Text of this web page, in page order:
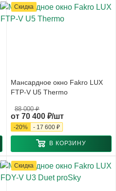
Скидка
Мансардное окно Fakro LUX
FTP-V U5 Thermo
от 70 400 ₽/шт
88 000 ₽
-20% - 17 600 ₽
В КОРЗИНУ
Скидка